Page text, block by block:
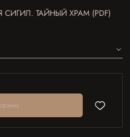
СИГИЛ. ТАЙНЫЙ ХРАМ (PDF)